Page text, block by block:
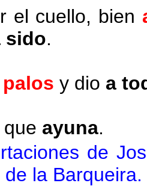
el cuello, bien
sido.
y dio a
que ayuna.
de
la Barqueira.